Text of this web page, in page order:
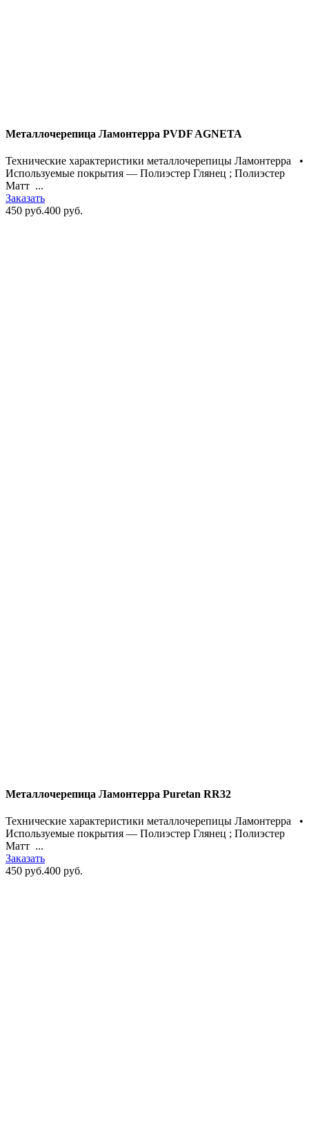
Металлочерепица Ламонтерра PVDF AGNETA
Технические характеристики металлочерепицы Ламонтерра •
Используемые покрытия — Полиэстер Глянец ; Полиэстер
Матт ...
Заказать
450 руб.400 руб.
Металлочерепица Ламонтерра Puretan RR32
Технические характеристики металлочерепицы Ламонтерра •
Используемые покрытия — Полиэстер Глянец ; Полиэстер
Матт ...
Заказать
450 руб.400 руб.